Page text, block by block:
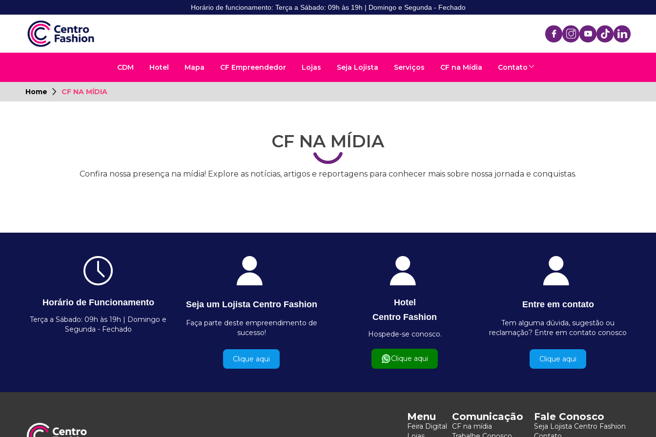
Horário de funcionamento: Terça a Sábado: 09h às 19h | Domingo e Segunda - Fechado
CDM Hotel Mapa CF Empreendedor Lojas Seja Lojista Serviços CF na Mídia Contato
Home CF NA MÍDIA
CF NA MÍDIA
Confira nossa presença na mídia! Explore as notícias, artigos e reportagens para conhecer mais sobre nossa jornada e conquistas.
Horário de Funcionamento
Terça a Sábado: 09h às 19h | Domingo e
Segunda - Fechado
Seja um Lojista Centro Fashion
Faça parte deste empreendimento de
sucesso!
Clique aqui
Hotel
Centro Fashion
Hospede-se conosco.
Clique aqui
Entre em contato
Tem alguma dúvida, sugestão ou
reclamação? Entre em contato conosco
Clique aqui
Menu
Feira Digital
Comunicação
CF na mídia
Fale Conosco
Seja Lojista Centro Fashion